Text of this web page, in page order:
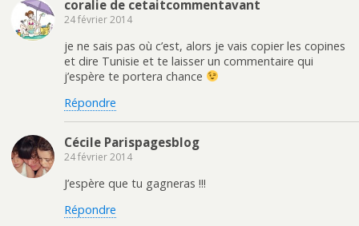
coralie de cetaitcommentavant
24 février 2014
je ne sais pas où c’est, alors je vais copier les copines
et dire Tunisie et te laisser un commentaire qui
j’espère te portera chance
Répondre
Cécile Parispagesblog
24 février 2014
J’espère que tu gagneras !!!
Répondre